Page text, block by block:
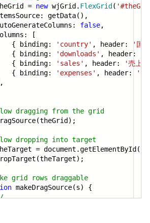
= newwjGrid. FlexGrid (
getData(),
false,
[
'country' , header: '国'
'downloads' , header:
'sales' , header: '売上'
'expenses' , header:
'費
dragging from the grid
dropping into target
= document.getElementById(
grid rows draggable
makeDragSource(s) {